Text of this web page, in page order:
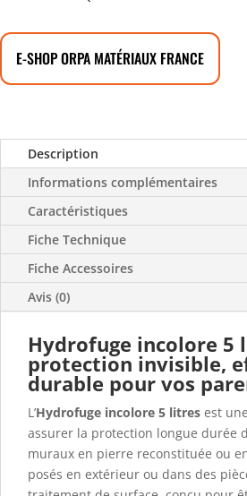
E-SHOP ORPA MATÉRIAUX FRANCE
Description
Informations complémentaires
Caractéristiques
Fiche Technique
Fiche Accessoires
Avis (0)
Hydrofuge incolore 5
protection invisible,
durable pour vos
L’Hydrofuge incolore 5 litres est
assurer la protection longue durée
muraux en pierre reconstituée ou
posés en extérieur ou dans des